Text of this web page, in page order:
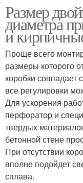
Размер
диаметра
и
Проще всего
размеры которого
коробки совпадает
все регулировки
Для ускорения
перфоратор и
твердых
бетонной стене
При отсутствии
вполне подойдет
сплава.